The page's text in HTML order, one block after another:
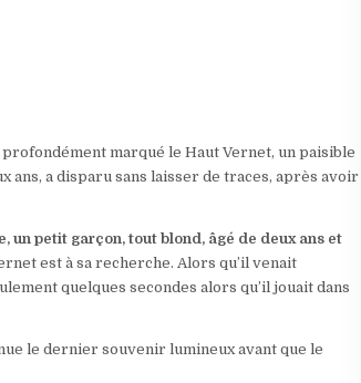
marqué le Haut Vernet, un paisible
ans, a disparu sans laisser de traces, après avoir
un petit garçon, tout blond, âgé de deux ans et
est à sa recherche. Alors qu’il venait
quelques secondes alors qu’il jouait dans
le dernier souvenir lumineux avant que le